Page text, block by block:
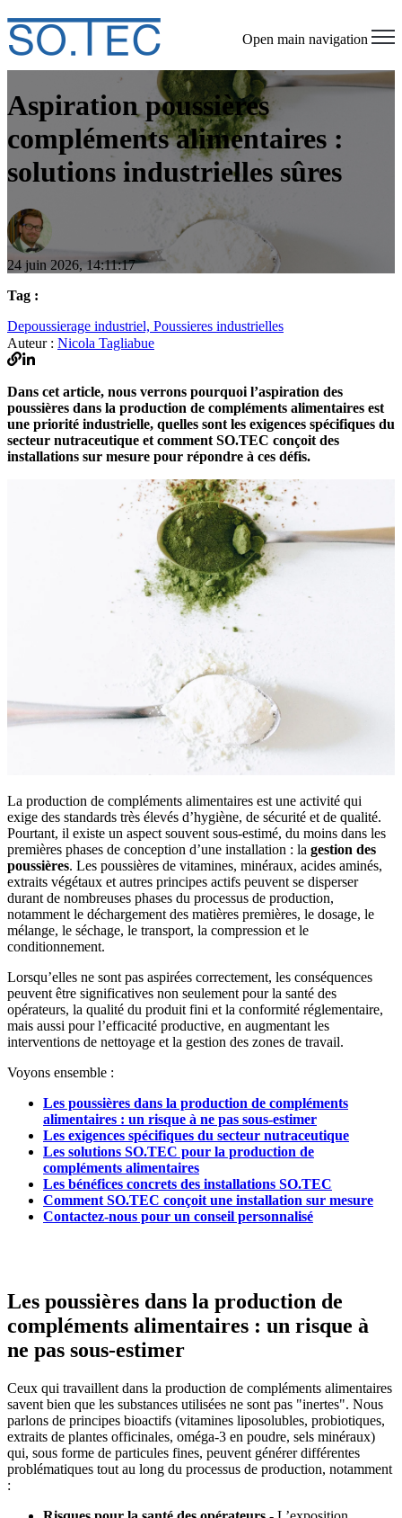
Open main navigation
Aspiration poussières
compléments alimentaires :
solutions industrielles sûres
24 juin 2026, 14:11:17
Tag :
Depoussierage industriel, Poussieres industrielles
Auteur : Nicola Tagliabue
Dans cet article, nous verrons pourquoi l’aspiration des
poussières dans la production de compléments alimentaires est
une priorité industrielle, quelles sont les exigences spécifiques du
secteur nutraceutique et comment SO.TEC conçoit des
installations sur mesure pour répondre à ces défis.
La production de compléments alimentaires est une activité qui
exige des standards très élevés d’hygiène, de sécurité et de qualité.
Pourtant, il existe un aspect souvent sous-estimé, du moins dans les
premières phases de conception d’une installation : la gestion des
poussières. Les poussières de vitamines, minéraux, acides aminés,
extraits végétaux et autres principes actifs peuvent se disperser
durant de nombreuses phases du processus de production,
notamment le déchargement des matières premières, le dosage, le
mélange, le séchage, le transport, la compression et le
conditionnement.
Lorsqu’elles ne sont pas aspirées correctement, les conséquences
peuvent être significatives non seulement pour la santé des
opérateurs, la qualité du produit fini et la conformité réglementaire,
mais aussi pour l’efficacité productive, en augmentant les
interventions de nettoyage et la gestion des zones de travail.
Voyons ensemble :
Les poussières dans la production de compléments
alimentaires : un risque à ne pas sous-estimer
Les exigences spécifiques du secteur nutraceutique
Les solutions SO.TEC pour la production de
compléments alimentaires
Les bénéfices concrets des installations SO.TEC
Comment SO.TEC conçoit une installation sur mesure
Contactez-nous pour un conseil personnalisé
Les poussières dans la production de
compléments alimentaires : un risque à
ne pas sous-estimer
Ceux qui travaillent dans la production de compléments alimentaires
savent bien que les substances utilisées ne sont pas "inertes". Nous
parlons de principes bioactifs (vitamines liposolubles, probiotiques,
extraits de plantes officinales, oméga-3 en poudre, sels minéraux)
qui, sous forme de particules fines, peuvent générer différentes
problématiques tout au long du processus de production, notamment
: